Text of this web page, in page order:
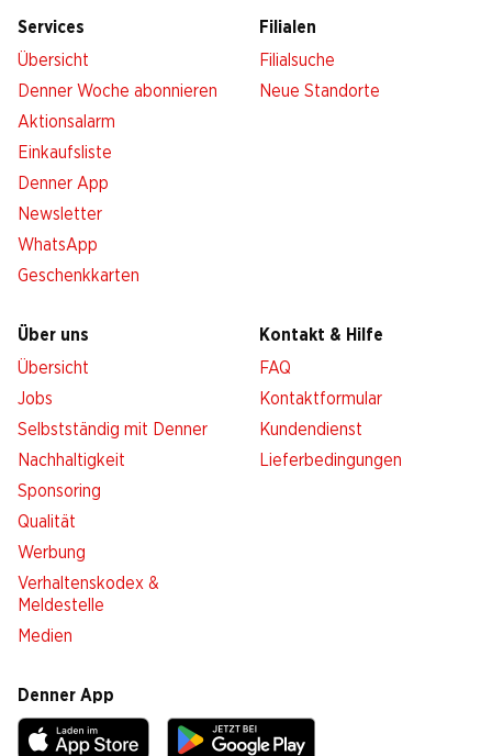
Services
Übersicht
Denner Woche abonnieren
Aktionsalarm
Einkaufsliste
Denner App
Newsletter
WhatsApp
Geschenkkarten
Filialen
Filialsuche
Neue Standorte
Über uns
Übersicht
Jobs
Selbstständig mit Denner
Nachhaltigkeit
Sponsoring
Qualität
Werbung
Verhaltenskodex &
Meldestelle
Medien
Kontakt & Hilfe
FAQ
Kontaktformular
Kundendienst
Lieferbedingungen
Denner App